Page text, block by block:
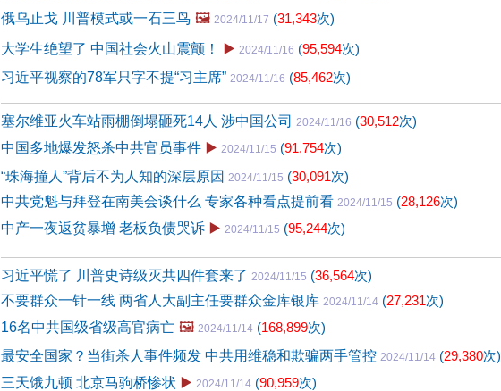
俄乌止戈 川普模式或一石三鸟 🖼️ 2024/11/17 (31,343次)
大学生绝望了 中国社会火山震颤！
▶️ 2024/11/16 (95,594次)
习近平视察的78军只字不提“习主席” 2024/11/16 (85,462次)
塞尔维亚火车站雨棚倒塌砸死14人 涉中国公司 2024/11/16 (30,512次)
中国多地爆发怒杀中共官员事件 ▶️ 2024/11/15 (91,754次)
“珠海撞人”背后不为人知的深层原因 2024/11/15 (30,091次)
中共党魁与拜登在南美会谈什么 专家各种看点提前看 2024/11/15 (28,126次)
中产一夜返贫暴增 老板负债哭诉 ▶️ 2024/11/15 (95,244次)
习近平慌了 川普史诗级灭共四件套来了 2024/11/15 (36,564次)
不要群众一针一线 两省人大副主任要群众金库银库 2024/11/14 (27,231次)
16名中共国级省级高官病亡 🖼️ 2024/11/14 (168,899次)
最安全国家？当街杀人事件频发 中共用维稳和欺骗两手管控 2024/11/14 (29,380次)
三天饿九顿 北京马驹桥惨状 ▶️ 2024/11/14 (90,959次)